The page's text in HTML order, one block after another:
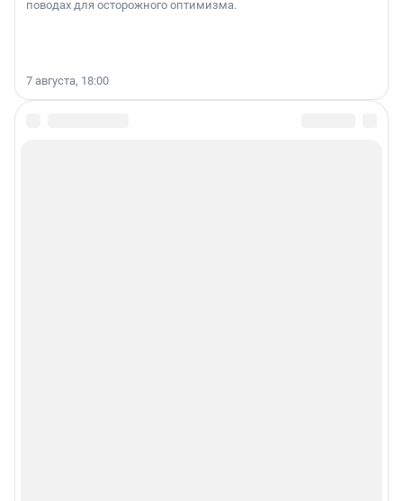
поводах для осторожного оптимизма.
7 августа, 18:00